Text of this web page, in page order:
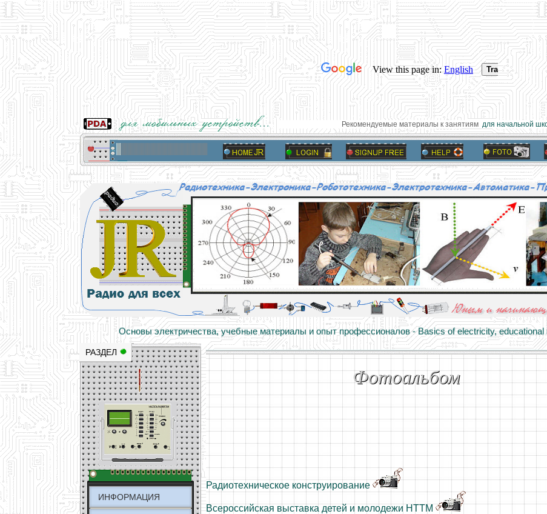
Рекомендуемые материалы к занятиямдля начальной
Научно-популярный образовательный ресурс для юных и начинающих радиолюбителей - Popular science
Основы электричества, учебные материалы и опыт профессионалов - Basics of electricity, educational
РАЗДЕЛ
ИНФОРМАЦИЯ
Фотоальбом
Радиотехническое конструирование
Всероссийская выставка детей и молодежи НТТМ